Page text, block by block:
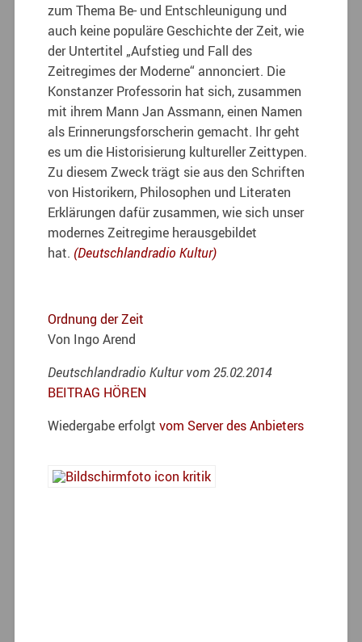
zum Thema Be- und Entschleunigung und
auch keine populäre Geschichte der Zeit, wie
der Untertitel „Aufstieg und Fall des
Zeitregimes der Moderne“ annonciert. Die
Konstanzer Professorin hat sich, zusammen
mit ihrem Mann Jan Assmann, einen Namen
als Erinnerungsforscherin gemacht. Ihr geht
es um die Historisierung kultureller Zeittypen.
Zu diesem Zweck trägt sie aus den Schriften
von Historikern, Philosophen und Literaten
Erklärungen dafür zusammen, wie sich unser
modernes Zeitregime herausgebildet
hat. (Deutschlandradio Kultur)
Ordnung der Zeit
Von Ingo Arend
Deutschlandradio Kultur vom 25.02.2014
BEITRAG HÖREN
Wiedergabe erfolgt vom Server des Anbieters